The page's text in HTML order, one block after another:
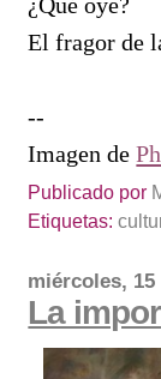
El fragor de
--
Imagen de
Publicado por
Etiquetas:
miércoles, 15
La